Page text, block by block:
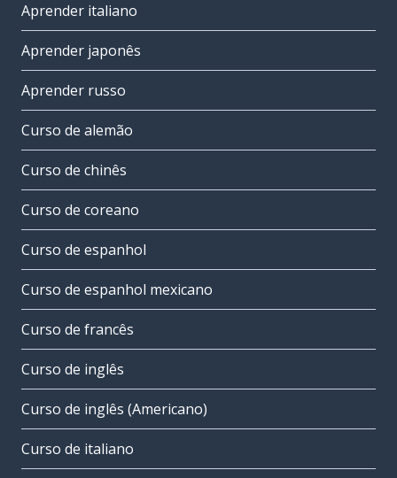
Aprender italiano
Aprender japonês
Aprender russo
Curso de alemão
Curso de chinês
Curso de coreano
Curso de espanhol
Curso de espanhol mexicano
Curso de francês
Curso de inglês
Curso de inglês (Americano)
Curso de italiano